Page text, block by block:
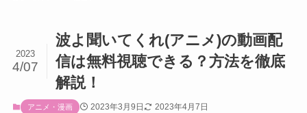
波よ聞いてくれ(アニメ)の動画配
信は無料視聴できる？方法を徹底
解説！
2023
4/07
アニメ・漫画 2023年3月9日 2023年4月7日